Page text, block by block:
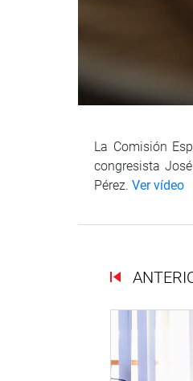
La Comisión
congresista
Pérez. Ver vídeo